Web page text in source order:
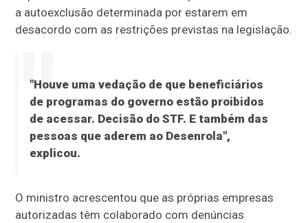
a autoexclusão determinada por estarem em
desacordo com as restrições previstas na legislação.
"Houve uma vedação de que beneficiários
de programas do governo estão proibidos
de acessar. Decisão do STF. E também das
pessoas que aderem ao Desenrola",
explicou.
O ministro acrescentou que as próprias empresas
autorizadas têm colaborado com denúncias